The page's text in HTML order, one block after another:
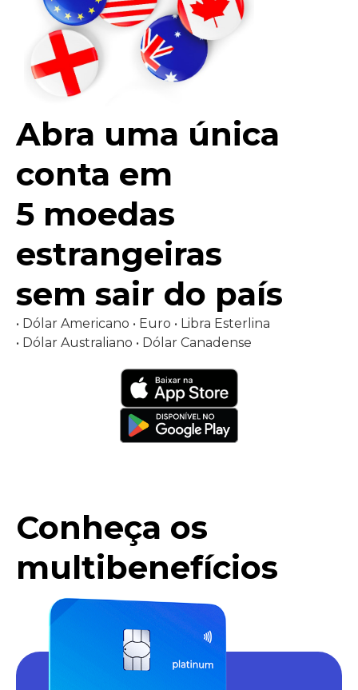
Abra uma única
conta em
5 moedas
estrangeiras
sem sair do país
• Dólar Americano • Euro • Libra Esterlina
• Dólar Australiano • Dólar Canadense
Conheça os
multibenefícios